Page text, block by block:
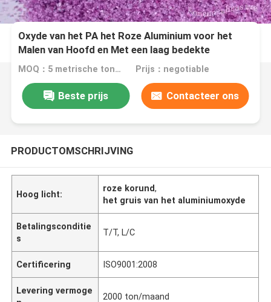
Oxyde van het PA het Roze Aluminium voor het
Malen van Hoofd en Met een laag bedekte
Schurende Hulpmiddelen
MOQ：5 metrische tonnen Prijs：negotiable
Beste prijs Contacteer ons
PRODUCTOMSCHRIJVING
Hoog licht:
roze korund,
het gruis van het aluminiumoxyde
Betalingsconditie
s
T/T, L/C
Certificering ISO9001:2008
Levering vermoge
2000 ton/maand